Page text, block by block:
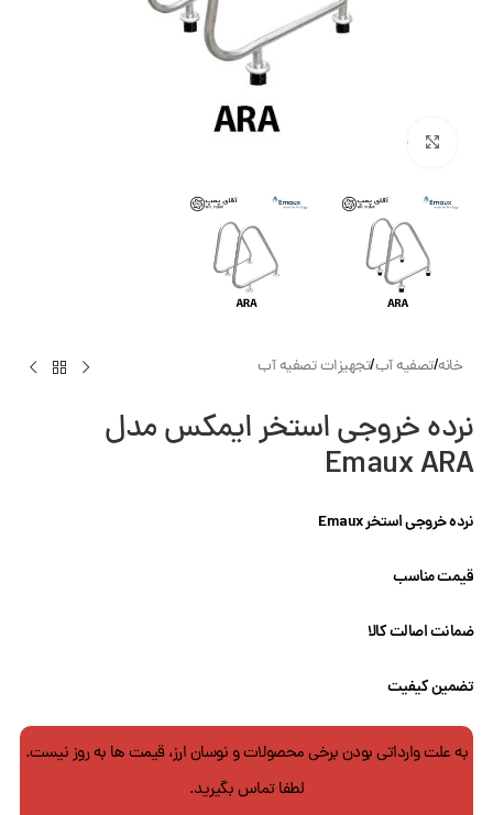
بزرگنمایی تصویر
خانه/تصفیه آب/تجهیزات تصفیه آب
نرده خروجی استخر ایمکس مدل
Emaux ARA
نرده خروجی استخر Emaux
قیمت مناسب
ضمانت اصالت کالا
تضمین کیفیت
به علت وارداتی بودن برخی محصولات و نوسان ارز، قیمت ها به روز نیست.
لطفا تماس بگیرید.